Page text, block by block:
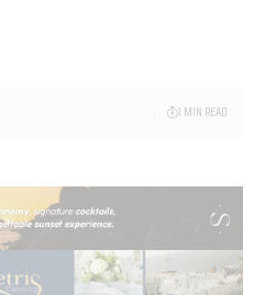
1 MIN READ